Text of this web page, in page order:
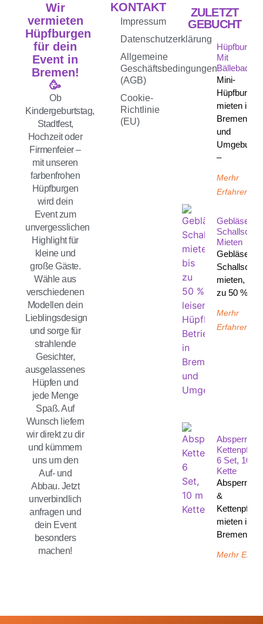
Wir
vermieten
Hüpfburgen
für dein
Event in
Bremen!
🥳
Ob
Kindergeburtstag,
Stadtfest,
Hochzeit oder
Firmenfeier –
mit unseren
farbenfrohen
Hüpfburgen
wird dein
Event zum
unvergesslichen
Highlight für
kleine und
große Gäste.
Wähle aus
verschiedenen
Modellen dein
Lieblingsdesign
und sorge für
strahlende
Gesichter,
ausgelassenes
Hüpfen und
jede Menge
Spaß. Auf
Wunsch liefern
wir direkt zu dir
und kümmern
uns um den
Auf- und
Abbau. Jetzt
unverbindlich
anfragen und
dein Event
besonders
machen!
KONTAKT
Impressum
Datenschutzerklärung
Allgemeine
Geschäftsbedingungen
(AGB)
Cookie-
Richtlinie
(EU)
ZULETZT
GEBUCHT
Hüpfburg
Mit
Bällebad
Mini-
Hüpfburg
mieten in
Bremen
und
Umgebung
–
Merhr
Erfahren
Gebläse
Mieten
Gebläse
mieten, bis
zu 50 %
Merhr
Erfahren
6 Set, 10 M
Kette
&
mieten in
Bremen und
Merhr